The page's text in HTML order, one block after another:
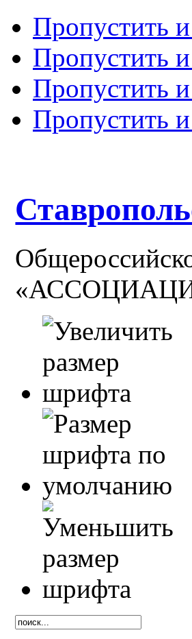
Пропустить
Пропустить
Пропустить
Пропустить